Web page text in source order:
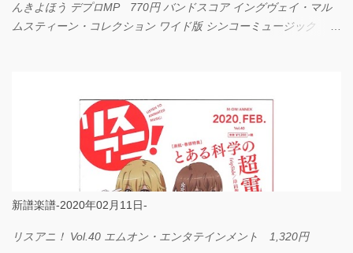
んきよほう デプロMP 770円 バンドスコア イングヴェイ・マル
ムスティーン・コレクション ワイド版 シンコーミュージック
新譜楽譜-2020年02月11日-
リスアニ！ Vol.40 エムオン・エンタテインメント 1,320円